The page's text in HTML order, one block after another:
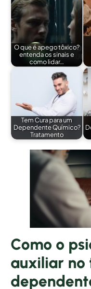
O que é apego tôxico?
entenda os sinais e
como lidar…
Tem Cura para um
Dependente Químico?
Tratamento
Como o
auxiliar no